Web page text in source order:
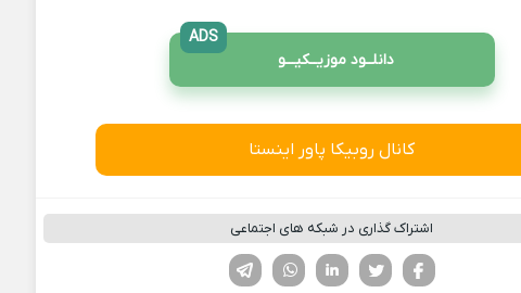
دانلــود موزیــکیـــو
ADS
کانال روبیکا پاور اینستا
اشتراک گذاری در شبکه های اجتماعی
لینکدین تویتر
فیسوک